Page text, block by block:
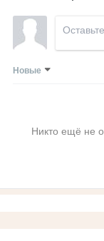
Новые
Никто ещё не